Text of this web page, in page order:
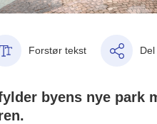
Forstør tekst Del
byens nye park